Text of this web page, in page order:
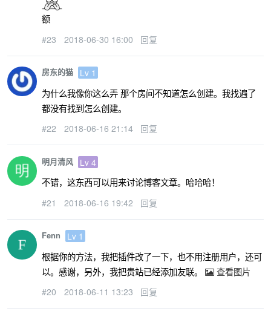
额
#23 2018-06-30 16:00 回复
房东的猫 Lv 1
为什么我像你这么弄 那个房间不知道怎么创建。我找遍了
都没有找到怎么创建。
#22 2018-06-16 21:14 回复
明月清风 Lv 4
不错，这东西可以用来讨论博客文章。哈哈哈！
#21 2018-06-16 19:42 回复
Fenn Lv 1
根据你的方法，我把插件改了一下，也不用注册用户，还可
以。感谢，另外，我把贵站已经添加友联。
查看图片
#20 2018-06-11 13:23 回复